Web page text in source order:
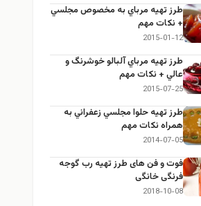
طرز تهيه مرباي به مخصوص مجلسي
+ نكات مهم
2015-01-12
طرز تهيه مرباي آلبالو خوشرنگ و
عالي + نكات مهم
2015-07-25
طرز تهيه حلوا مجلسي زعفراني به
همراه نكات مهم
2014-07-05
فوت و فن های طرز تهیه رب گوجه
فرنگی خانگی
2018-10-08